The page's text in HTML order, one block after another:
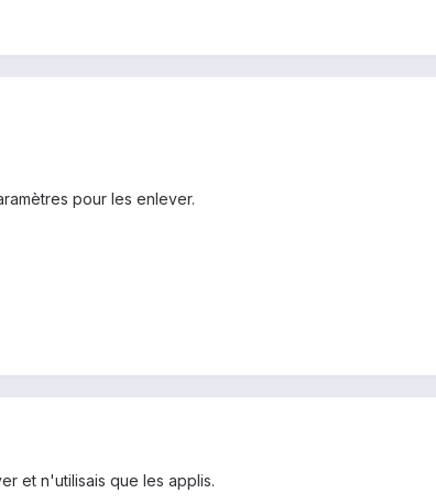
pour les enlever.
et n'utilisais que les applis.